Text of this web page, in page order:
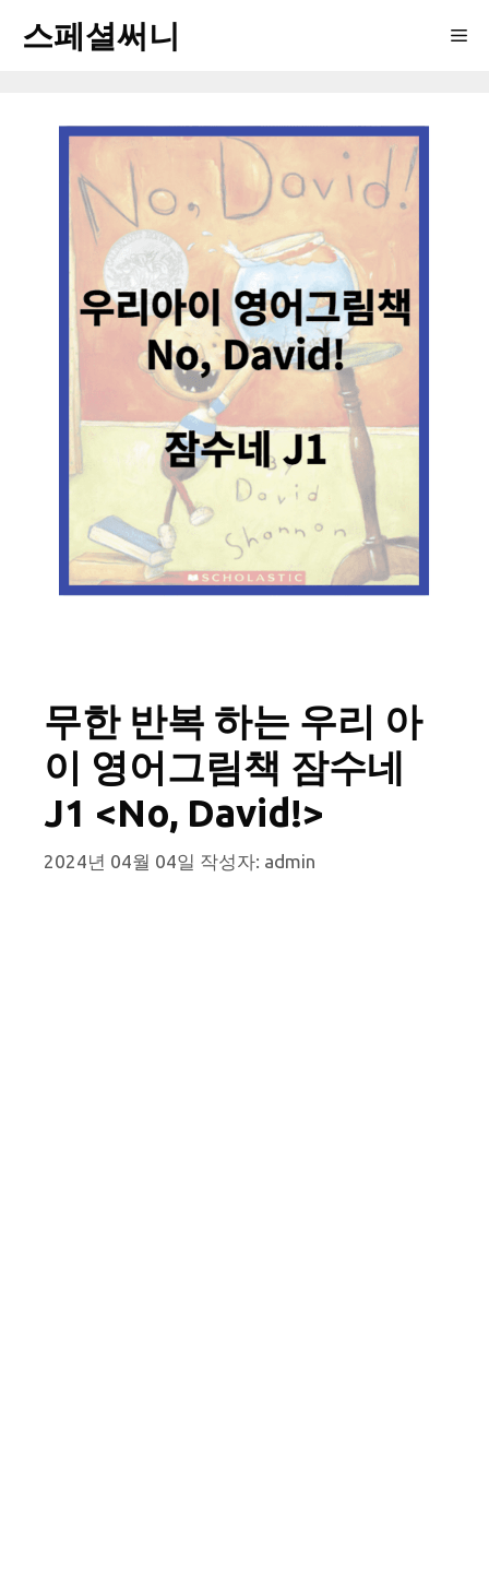
스페셜써니
무한 반복 하는 우리 아
이 영어그림책 잠수네
J1 <No, David!>
2024년 04월 04일 작성자: admin